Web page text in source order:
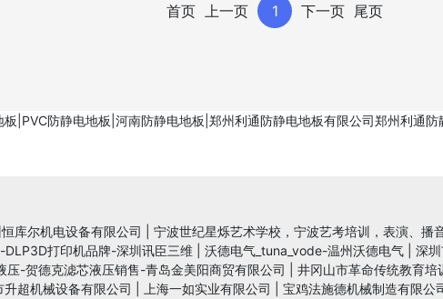
首页 上一页 1 下一页 尾页
|PVC防静电地板|河南防静电地板|郑州利通防静电地板有限公司郑州利通
库尔机电设备有限公司 宁波世纪星烁艺术学校，宁波艺考培训，表演、播
打印机品牌-深圳讯臣三维 沃德电气_tuna_vode-温州沃德电气 深
压-贺德克滤芯液压销售-青岛金美阳商贸有限公司 井冈山市革命传统教育培
超机械设备有限公司
上海一如实业有限公司 宝鸡法施德机械制造有限公